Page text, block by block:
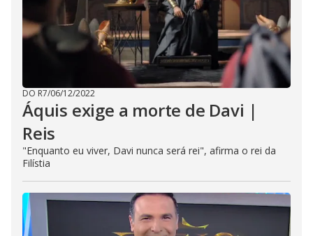
DO R7/06/12/2022
Áquis exige a morte de Davi |
Reis
"Enquanto eu viver, Davi nunca será rei", afirma o rei da
Filístia